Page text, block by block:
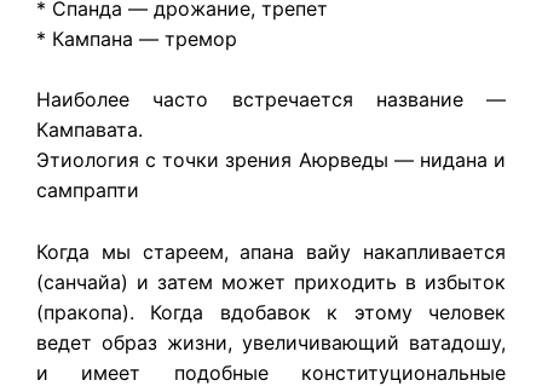
* Спанда — дрожание, трепет
* Кампана — тремор
Наиболее часто встречается название —
Кампавата.
Этиология с точки зрения Аюрведы — нидана и
сампрапти
Когда мы стареем, апана вайу накапливается
(санчайа) и затем может приходить в избыток
(пракопа). Когда вдобавок к этому человек
ведет образ жизни, увеличивающий ватадошу,
и имеет подобные конституциональные